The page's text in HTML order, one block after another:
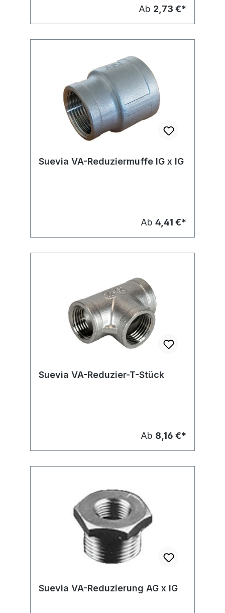
Ab 2,73 €*
Suevia VA-Reduziermuffe IG x IG
Ab 4,41 €*
Suevia VA-Reduzier-T-Stück
Ab 8,16 €*
Suevia VA-Reduzierung AG x IG